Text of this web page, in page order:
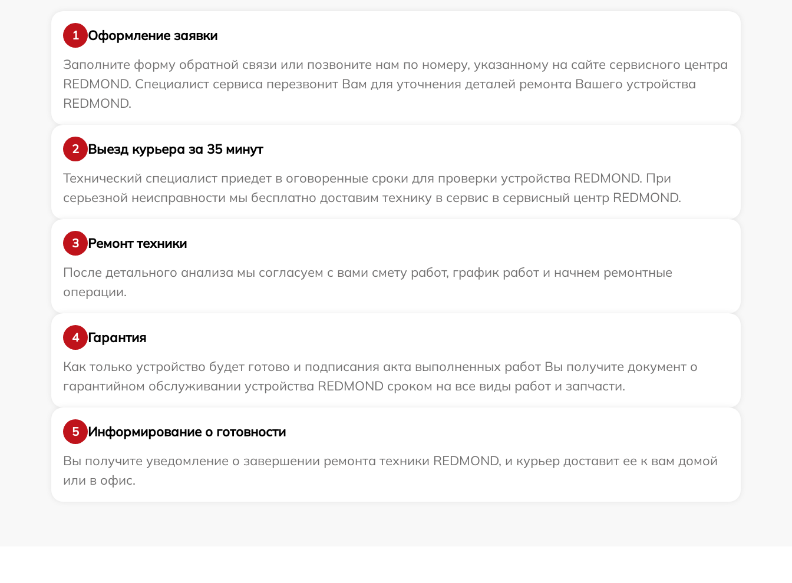
1
Оформление заявки
Заполните форму обратной связи или позвоните нам по номеру, указанному на сайте сервисного центра
REDMOND. Специалист сервиса перезвонит Вам для уточнения деталей ремонта Вашего устройства
REDMOND.
2
Выезд курьера за 35 минут
Технический специалист приедет в оговоренные сроки для проверки устройства REDMOND. При
серьезной неисправности мы бесплатно доставим технику в сервис в сервисный центр REDMOND.
3
Ремонт техники
После детального анализа мы согласуем с вами смету работ, график работ и начнем ремонтные
операции.
4
Гарантия
Как только устройство будет готово и подписания акта выполненных работ Вы получите документ о
гарантийном обслуживании устройства REDMOND сроком на все виды работ и запчасти.
5
Информирование о готовности
Вы получите уведомление о завершении ремонта техники REDMOND, и курьер доставит ее к вам домой
или в офис.